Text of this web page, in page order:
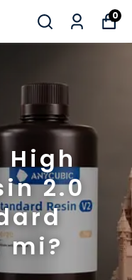
0
High
2.0
mi?